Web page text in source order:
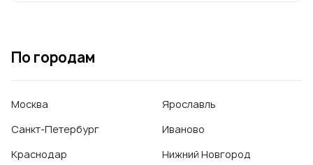
По городам
Москва
Санкт-Петербург
Краснодар
Ярославль
Иваново
Нижний Новгород